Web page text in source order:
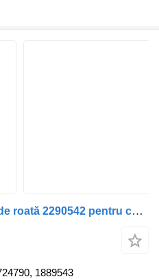
Butuc roata Scania butuc de roată 2290542 pentru cap tractor Scania R440
1889543